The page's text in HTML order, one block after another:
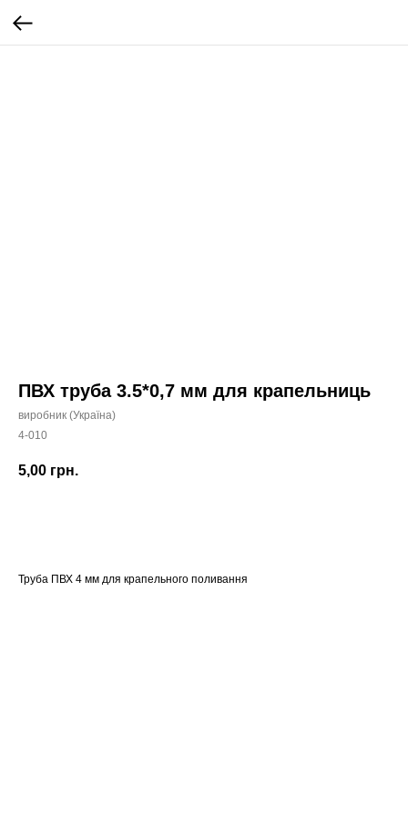
ПВХ труба 3.5*0,7 мм для крапельниць
виробник (Україна)
4-010
5,00 грн.
Труба ПВХ 4 мм для крапельного поливання